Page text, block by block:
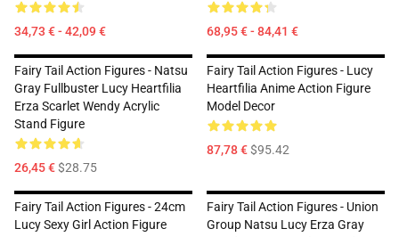
34,73 € - 42,09 € 68,95 € - 84,41 €
Fairy Tail Action Figures - Natsu
Gray Fullbuster Lucy Heartfilia
Erza Scarlet Wendy Acrylic
Stand Figure
26,45 €$28.75
Fairy Tail Action Figures - Lucy
Heartfilia Anime Action Figure
Model Decor
87,78 €$95.42
Fairy Tail Action Figures - 24cm
Lucy Sexy Girl Action Figure
Fairy Tail Action Figures - Union
Group Natsu Lucy Erza Gray